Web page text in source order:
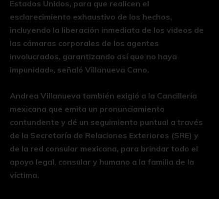
Estados Unidos, para que realicen el
esclarecimiento exhaustivo de los hechos,
incluyendo la liberación inmediata de los videos de
las cámaras corporales de los agentes
involucrados, garantizando así que no haya
impunidad», señaló Villanueva Cano.
Andrea Villanueva también exigió a la Cancillería
mexicana que emita un pronunciamiento
contundente y dé un seguimiento puntual a través
de la Secretaría de Relaciones Exteriores (SRE) y
de la red consular mexicana, para brindar todo el
apoyo legal, consular y humano a la familia de la
víctima.